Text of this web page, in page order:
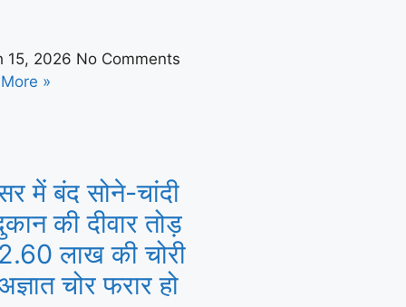
15, 2026 No Comments
»
में बंद सोने-चांदी
की दीवार तोड़
लाख की चोरी
चोर फरार हो